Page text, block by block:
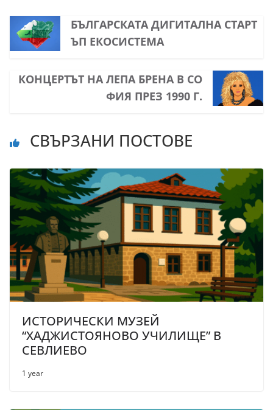
БЪЛГАРСКАТА ДИГИТАЛНА СТАРТ
ЪП ЕКОСИСТЕМА
КОНЦЕРТЪТ НА ЛЕПА БРЕНА В СО
ФИЯ ПРЕЗ 1990 Г.
СВЪРЗАНИ ПОСТОВЕ
ИСТОРИЧЕСКИ МУЗЕЙ
“ХАДЖИСТОЯНОВО УЧИЛИЩЕ” В
СЕВЛИЕВО
1 year